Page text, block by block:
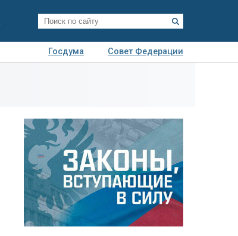
Госдума
Совет Федерации